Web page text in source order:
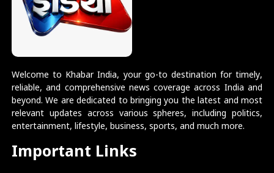
Welcome to Khabar India, your go-to destination for timely,
reliable, and comprehensive news coverage across India and
beyond. We are dedicated to bringing you the latest and most
relevant updates across various spheres, including politics,
entertainment, lifestyle, business, sports, and much more.
Important Links